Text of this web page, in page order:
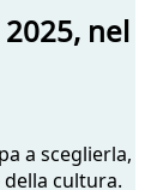
nel
a sceglierla,
cultura.